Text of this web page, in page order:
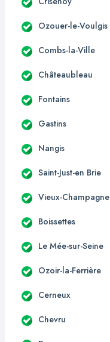
Ozouer-le-Voulgis
Combs-la-Ville
Châteaubleau
Fontains
Gastins
Nangis
Saint-Just-en Brie
Vieux-Champagne
Boissettes
Le Mée-sur-Seine
Ozoir-la-Ferrière
Cerneux
Chevru